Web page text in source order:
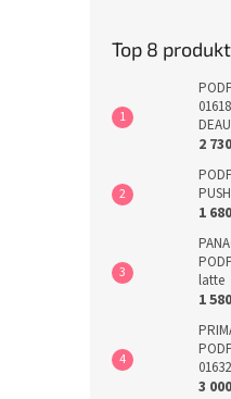
Top 8
2
1
latte
1
3